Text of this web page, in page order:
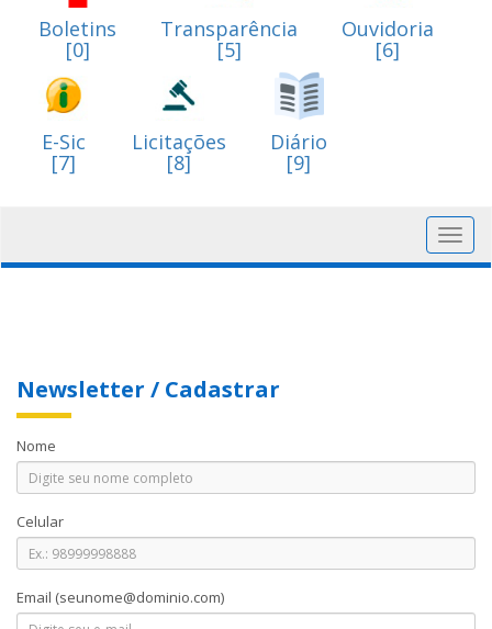
Boletins
[0]
Transparência
[5]
Ouvidoria
[6]
E-Sic
[7]
Licitações
[8]
Diário
[9]
Newsletter / Cadastrar
Nome
Celular
Email (seunome@dominio.com)